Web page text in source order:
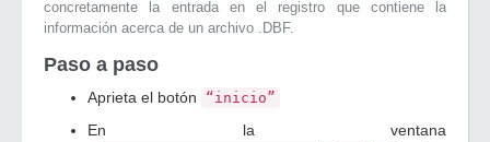
concretamente la entrada en el registro que contiene la
información acerca de un archivo .DBF.
Paso a paso
Aprieta el botón “inicio”
En la ventana